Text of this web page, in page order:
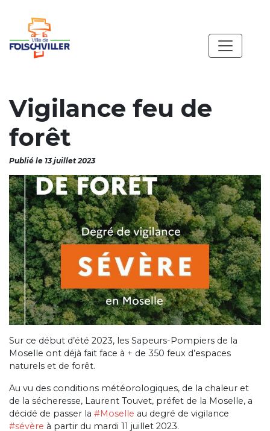
Vigilance feu de
forêt
Publié le 13 juillet 2023
Sur ce début d’été 2023, les Sapeurs-Pompiers de la
Moselle ont déjà fait face à + de 350 feux d’espaces
naturels et de forêt.
Au vu des conditions météorologiques, de la chaleur et
de la sécheresse, Laurent Touvet, préfet de la Moselle, a
décidé de passer la #Moselle au degré de vigilance
#sévère à partir du mardi 11 juillet 2023.